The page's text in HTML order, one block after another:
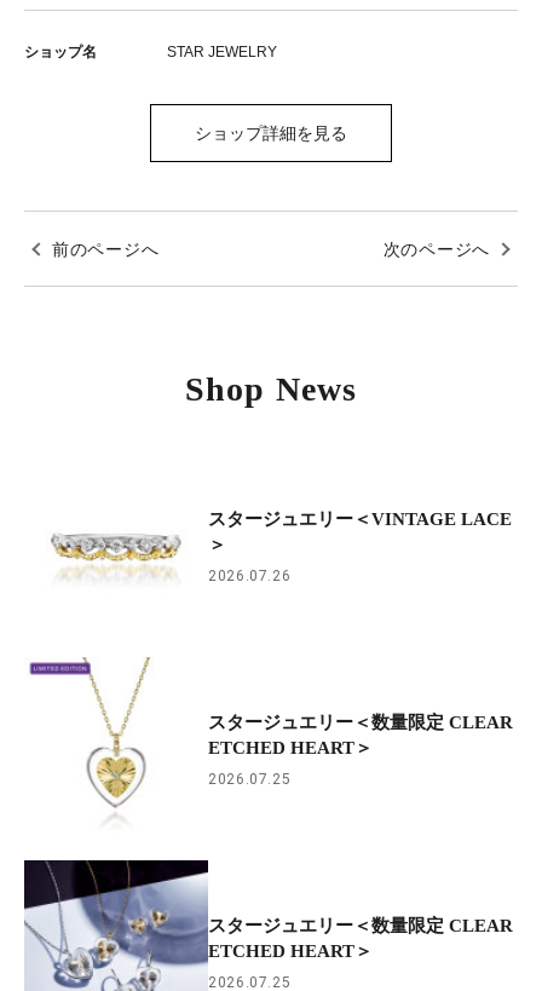
ショップ名 STAR JEWELRY
ショップ詳細を見る
前のページへ 次のページへ
Shop News
スタージュエリー＜VINTAGE LACE
＞
2026.07.26
スタージュエリー＜数量限定 CLEAR
ETCHED HEART＞
2026.07.25
スタージュエリー＜数量限定 CLEAR
ETCHED HEART＞
2026.07.25